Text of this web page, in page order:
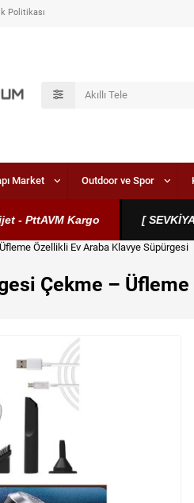
Politikası
Market Outdoor ve Spor
Kargo [ SEVKİYAT ]
Özellikli Ev Araba Klavye Süpürgesi
Çekme –